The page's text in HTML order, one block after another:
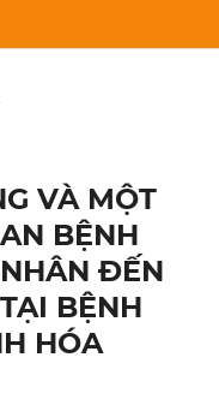
VÀ MỘT
BỆNH
ĐẾN
BỆNH
HÓA